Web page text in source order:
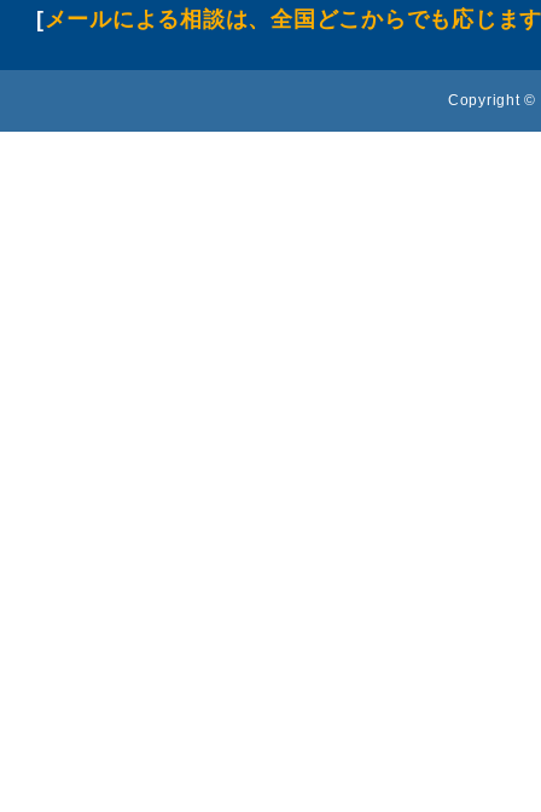
[メールによる相談は、全国どこからでも応じま
Copyright ©